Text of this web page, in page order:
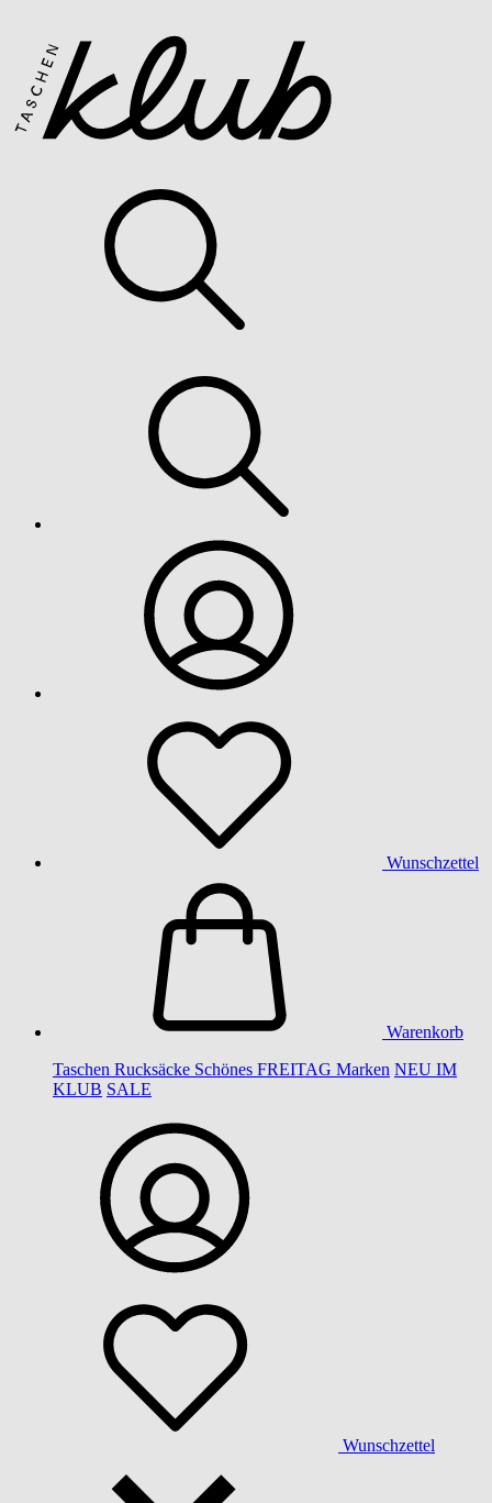
Wunschzettel
Warenkorb
Taschen Rucksäcke Schönes FREITAG Marken NEU IM
KLUB SALE
Wunschzettel